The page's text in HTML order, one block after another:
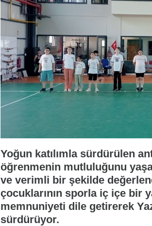
Yoğun katılımla sürdürülen
öğrenmenin mutluluğunu
ve verimli bir şekilde
çocuklarının sporla iç içe bir
memnuniyeti dile getirerek
sürdürüyor.